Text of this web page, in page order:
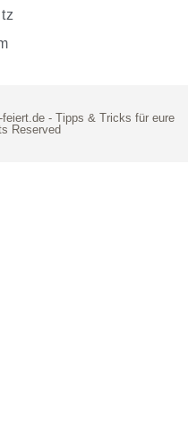
- Tipps & Tricks für eure
Reserved